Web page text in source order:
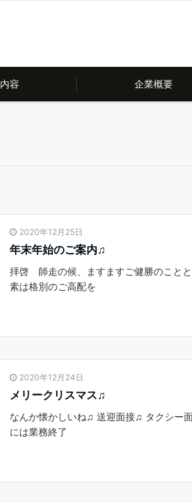
容 企業概要
2020年12月25日
年末年始のご案内♫
拝啓 師走の候、ますますご健勝のこと
素は格別のご高配を
2020年12月24日
メリークリスマス♫
なんか懐かしいね♫ 送迎面接♫ タクシー
には業務終了